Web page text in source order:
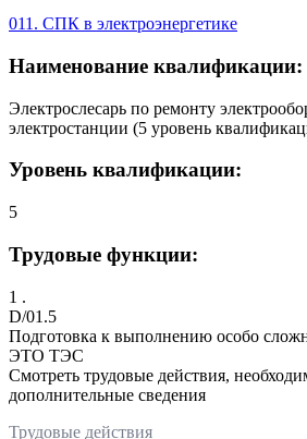
011. СПК в электроэнергетике
Наименование квалификации:
Электрослесарь по ремонту
электростанции (5 уровень
Уровень квалификации:
5
Трудовые функции:
1 .
D/01.5
Подготовка к выполнению особо
ЭТО ТЭС
Смотреть трудовые действия,
дополнительные сведения
Трудовые действия